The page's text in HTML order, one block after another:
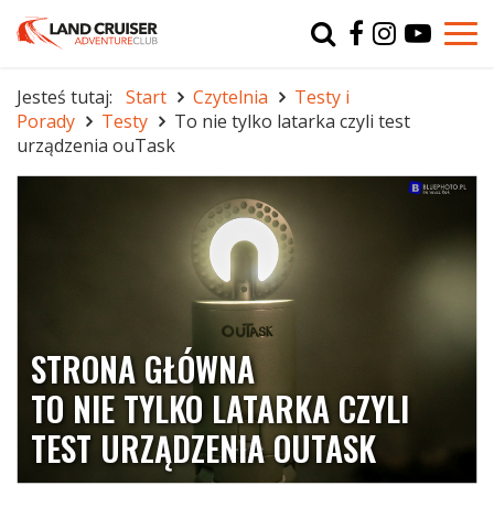
Jesteś tutaj: Start Czytelnia
Testy i
Porady
Testy
To nie tylko latarka czyli test
urządzenia ouTask
STRONA GŁÓWNA
TO NIE TYLKO LATARKA CZYLI
TEST URZĄDZENIA OUTASK